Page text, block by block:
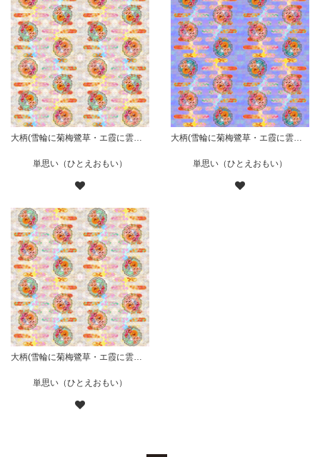
大柄(雪輪に菊梅鷺草・エ霞に雲錦)七宝小紋地柄/灰白/B
単思い（ひとえおもい）
大柄(雪輪に菊梅鷺草・エ霞に雲錦)七宝小紋地柄/薄紫/A
単思い（ひとえおもい）
大柄(雪輪に菊梅鷺草・エ霞に雲錦)七宝小紋地柄/灰白/A
単思い（ひとえおもい）